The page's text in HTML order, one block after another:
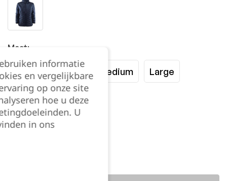
Maat:
XSmall Small Medium Large
XLarge XXLarge
Kies je aantal:
informatie
en vergelijkbare
op onze site
hoe u deze
U
in ons